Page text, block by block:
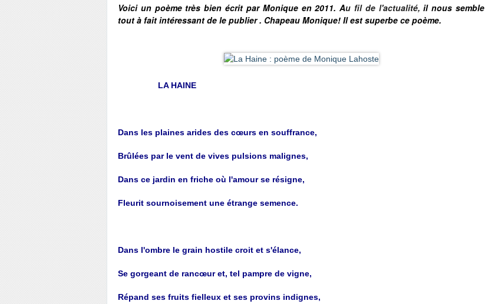
Voici un poème très bien écrit par Monique en 2011. Au fil de l'actualité,il nous semble
tout à fait intéressant de le publier . Chapeau Monique! Il est superbe ce poème.
LA HAINE
Dans les plaines arides des cœurs en souffrance,
Brûlées par le vent de vives pulsions malignes,
Dans ce jardin en friche où l'amour se résigne,
Fleurit sournoisement une étrange semence.
Dans l'ombre le grain hostile croit et s'élance,
Se gorgeant de rancœur et, tel pampre de vigne,
Répand ses fruits fielleux et ses provins indignes,